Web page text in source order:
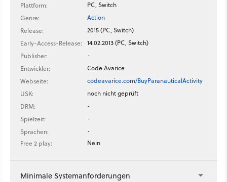
Plattform:
PC, Switch
Genre:
Action
Release:
2015 (PC, Switch)
Early-Access-Release:
14.02.2013 (PC, Switch)
Publisher:
-
Entwickler:
Code Avarice
Webseite:
codeavarice.com/BuyParanauticalActivity
USK:
noch nicht geprüft
DRM:
-
Spielzeit:
-
Sprachen:
-
Free 2 play:
Nein
Minimale Systemanforderungen